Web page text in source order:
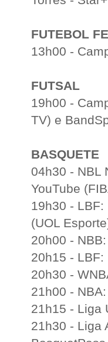
FUTEBOL
13h00 -
FUTSAL
19h00 -
TV) e
BASQUETE
04h30 - NBL
YouTube
19h30 -
(UOL
20h00 -
20h15 -
20h30 -
21h00 -
21h15 - Liga
21h30 - Liga